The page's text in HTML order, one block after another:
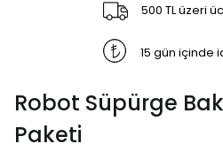
500 TL üzeri
15 gün içinde
Robot Süpürge
Paketi